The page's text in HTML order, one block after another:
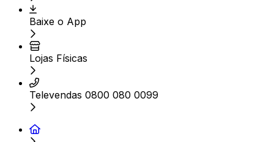
Baixe o App
Lojas Físicas
Televendas 0800 080 0099